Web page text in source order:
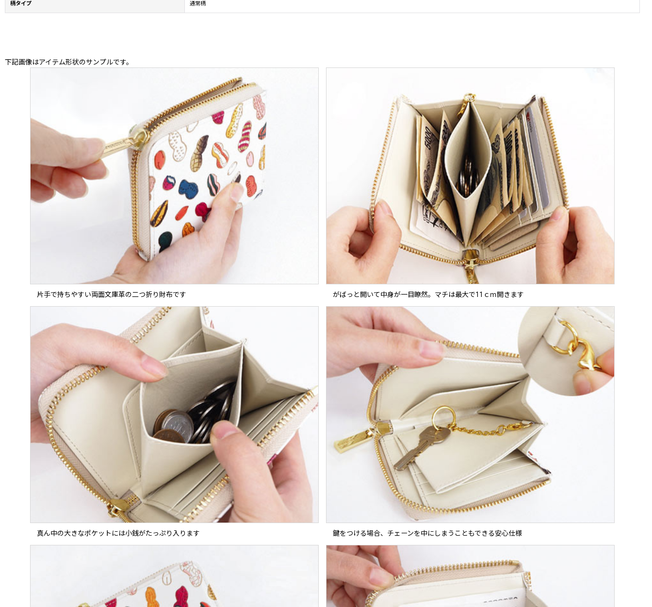
柄タイプ 通常柄
下記画像はアイテム形状のサンプルです。
片手で持ちやすい両面文庫革の二つ折り財布です がばっと開いて中身が一目瞭然。マチは最大で11ｃｍ開きます
真ん中の大きなポケットには小銭がたっぷり入ります 鍵をつける場合、チェーンを中にしまうこともできる安心仕様